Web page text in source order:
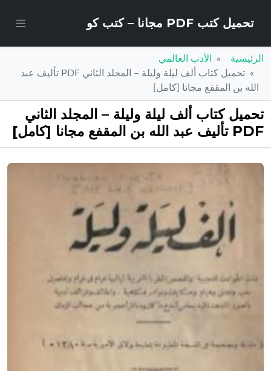
تحميل كتب PDF مجانا – كتب كو
الرئيسية
الأدب العالمي
تحميل كتاب ألف ليلة وليلة – المجلد الثاني PDF تأليف عبد
الله بن المقفع مجانا [كامل]
تحميل كتاب ألف ليلة وليلة – المجلد الثاني
PDF تأليف عبد الله بن المقفع مجانا [كامل]